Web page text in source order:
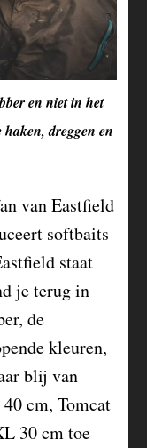
en niet in het
dreggen en
van Eastfield
softbaits
staat
je terug in
de
kleuren,
blij van
cm, Tomcat
30 cm toe